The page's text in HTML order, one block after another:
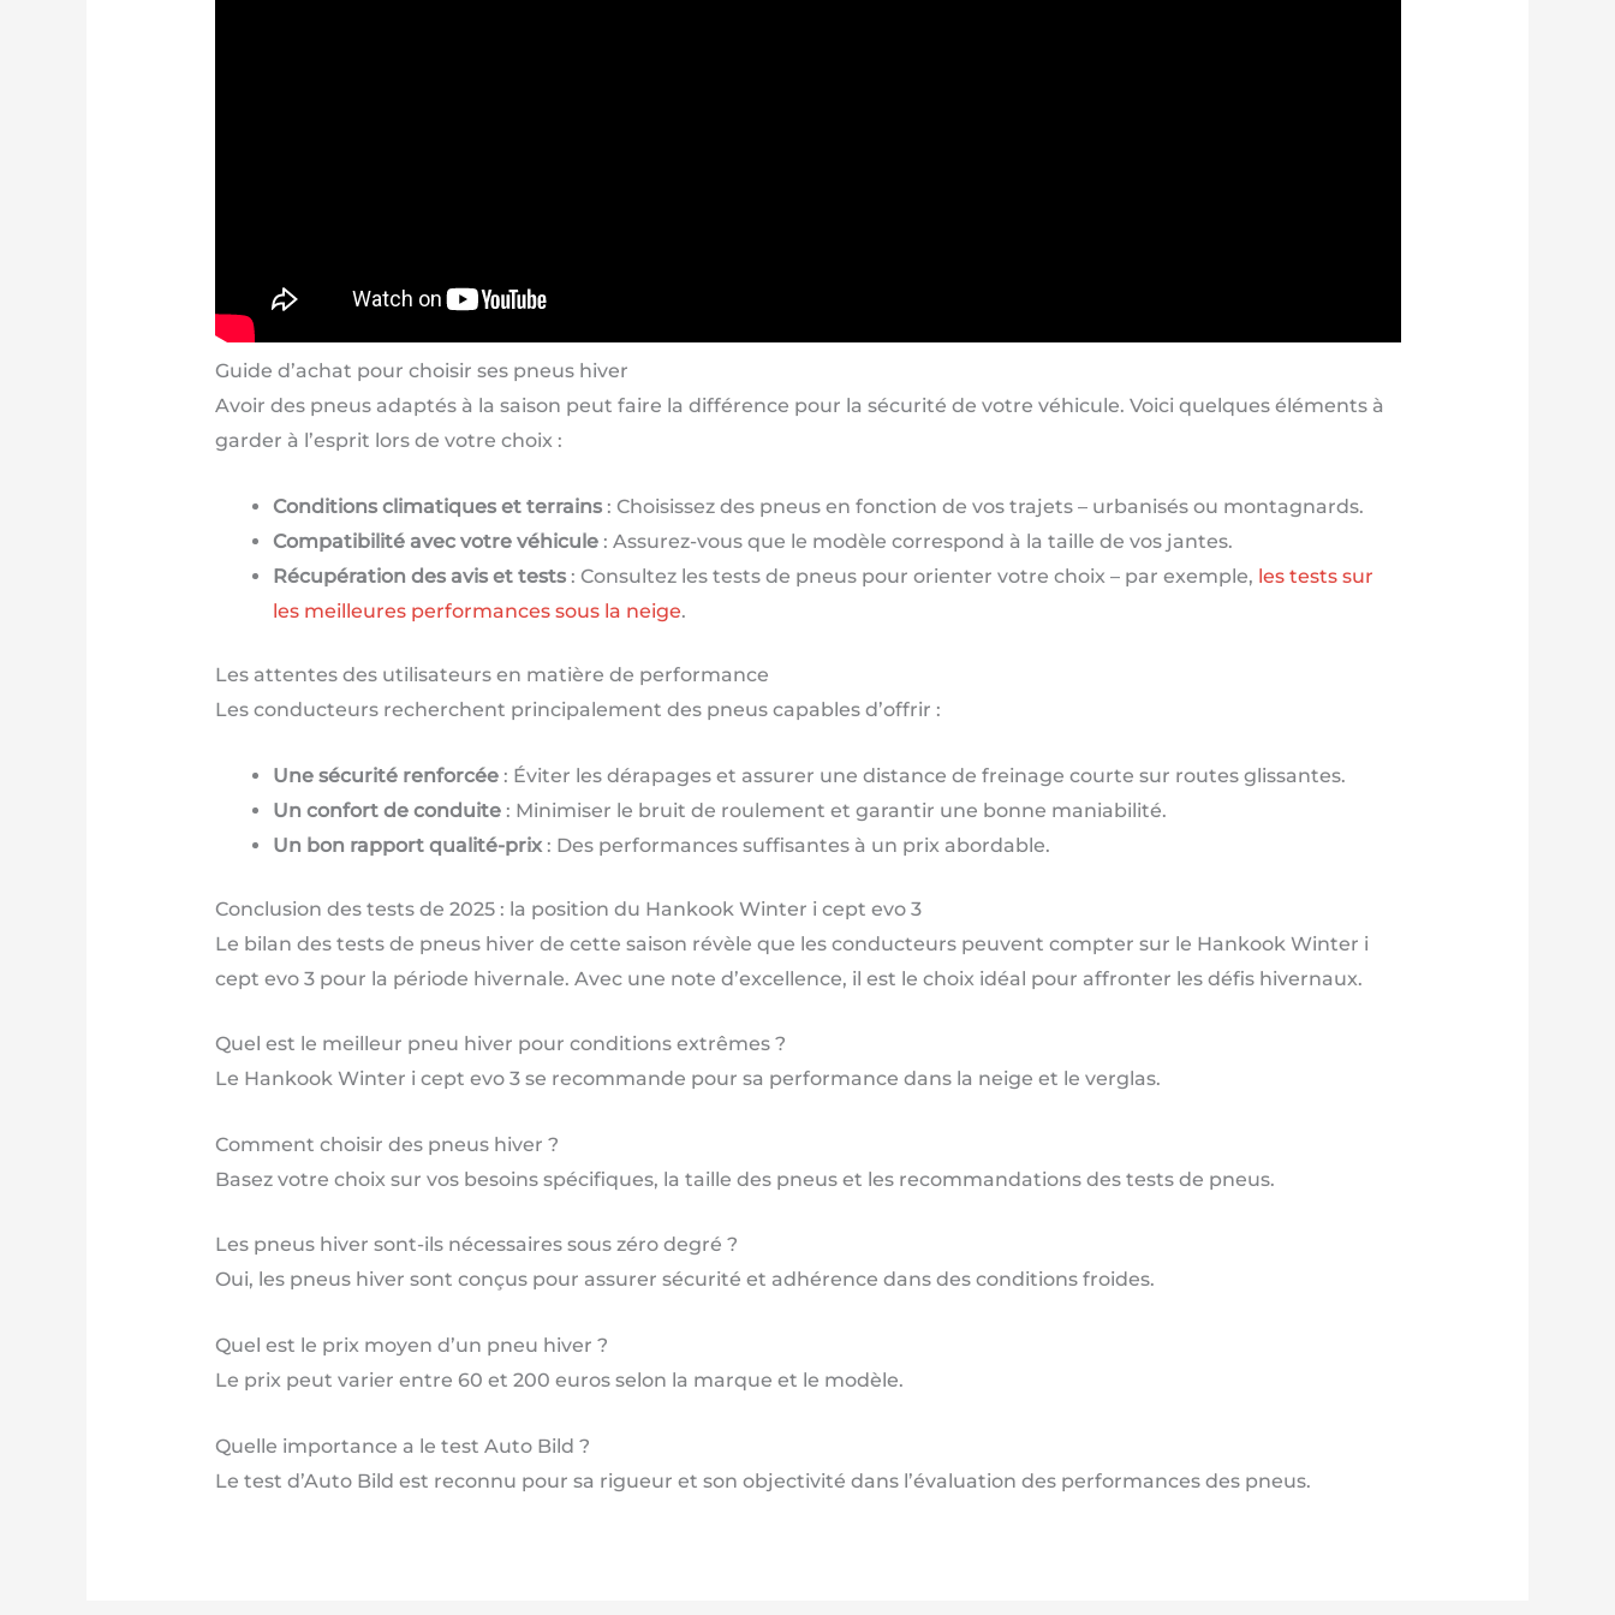
Guide d’achat pour choisir ses pneus hiver
Avoir des pneus adaptés à la saison peut faire la différence pour la sécurité de votre véhicule. Voici quelques éléments à
garder à l’esprit lors de votre choix :
Conditions climatiques et terrains: Choisissez des pneus en fonction de vos trajets – urbanisés ou montagnards.
Compatibilité avec votre véhicule: Assurez-vous que le modèle correspond à la taille de vos jantes.
Récupération des avis et tests: Consultez les tests de pneus pour orienter votre choix – par exemple, les tests sur
les meilleures performances sous la neige.
Les attentes des utilisateurs en matière de performance
Les conducteurs recherchent principalement des pneus capables d’offrir :
Une sécurité renforcée: Éviter les dérapages et assurer une distance de freinage courte sur routes glissantes.
Un confort de conduite: Minimiser le bruit de roulement et garantir une bonne maniabilité.
Un bon rapport qualité-prix: Des performances suffisantes à un prix abordable.
Conclusion des tests de 2025 : la position du Hankook Winter i cept evo 3
Le bilan des tests de pneus hiver de cette saison révèle que les conducteurs peuvent compter sur le Hankook Winter i
cept evo 3 pour la période hivernale. Avec une note d’excellence, il est le choix idéal pour affronter les défis hivernaux.
Quel est le meilleur pneu hiver pour conditions extrêmes ?
Le Hankook Winter i cept evo 3 se recommande pour sa performance dans la neige et le verglas.
Comment choisir des pneus hiver ?
Basez votre choix sur vos besoins spécifiques, la taille des pneus et les recommandations des tests de pneus.
Les pneus hiver sont-ils nécessaires sous zéro degré ?
Oui, les pneus hiver sont conçus pour assurer sécurité et adhérence dans des conditions froides.
Quel est le prix moyen d’un pneu hiver ?
Le prix peut varier entre 60 et 200 euros selon la marque et le modèle.
Quelle importance a le test Auto Bild ?
Le test d’Auto Bild est reconnu pour sa rigueur et son objectivité dans l’évaluation des performances des pneus.